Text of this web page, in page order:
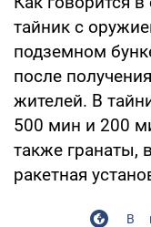
тайник с
подземном
после
жителей. В
500 мин и 200
также гранаты,
ракетная